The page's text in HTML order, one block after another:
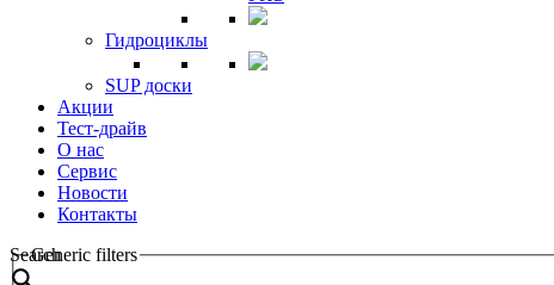
Гидроциклы
SUP доски
Акции
Тест-драйв
О нас
Сервис
Новости
Контакты
Search
Generic filters